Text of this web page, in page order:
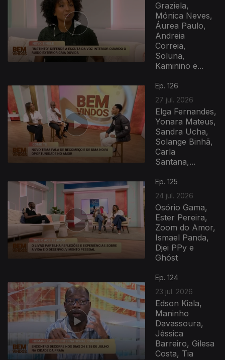
Graziela,
Mónica Neves,
Áurea Paulo,
Andreia
Correia,
Soluna,
Kaminino e...
Ep. 126
27 jul. 2026
Elga Fernandes,
Yonara Mateus,
Sandra Ucha,
Solange Binhã,
Carla
Santana,...
Ep. 125
24 jul. 2026
Osório Gama,
Ester Pereira,
Zoom do Amor,
Ismael Panda,
Djei PPy e
Ghóst
Ep. 124
23 jul. 2026
Edson Kiala,
Maninho
Davassoura,
Jéssica
Barreiro, Gilesa
Costa, Tia